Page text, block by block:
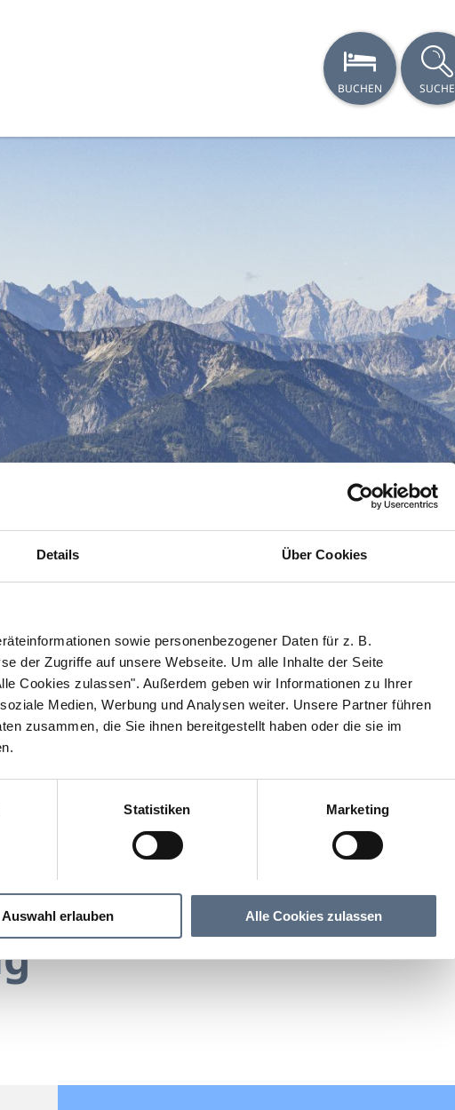
Details Über Cookies
sowie personenbezogener Daten für z. B.
der Zugriffe auf unsere Webseite. Um alle Inhalte der Seite
Cookies zulassen". Außerdem geben wir Informationen zu Ihrer
Medien, Werbung und Analysen weiter. Unsere Partner führen
zusammen, die Sie ihnen bereitgestellt haben oder die sie im
Statistiken Marketing
Auswahl erlauben Alle Cookies zulassen
BUCHEN SUCHE